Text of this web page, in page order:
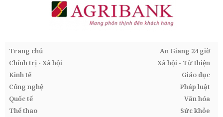
Trang chủ
An Giang 24 giờ
Chính trị - Xã hội
Xã hội - Từ thiện
Kinh tế
Giáo dục
Công nghệ
Pháp luật
Quốc tế
Văn hóa
Thể thao
Sức khỏe